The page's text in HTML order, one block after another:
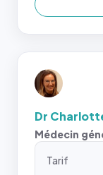
Dr
Médecin
Tarif